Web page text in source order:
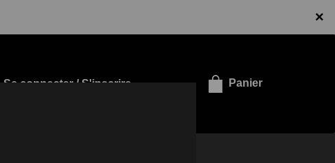
×
Se connecter / S'inscrire Panier